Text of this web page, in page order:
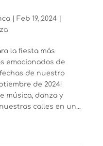
| Feb 19, 2024|
la fiesta más
emocionados de
de nuestro
de 2024!
música, danza y
calles en un...